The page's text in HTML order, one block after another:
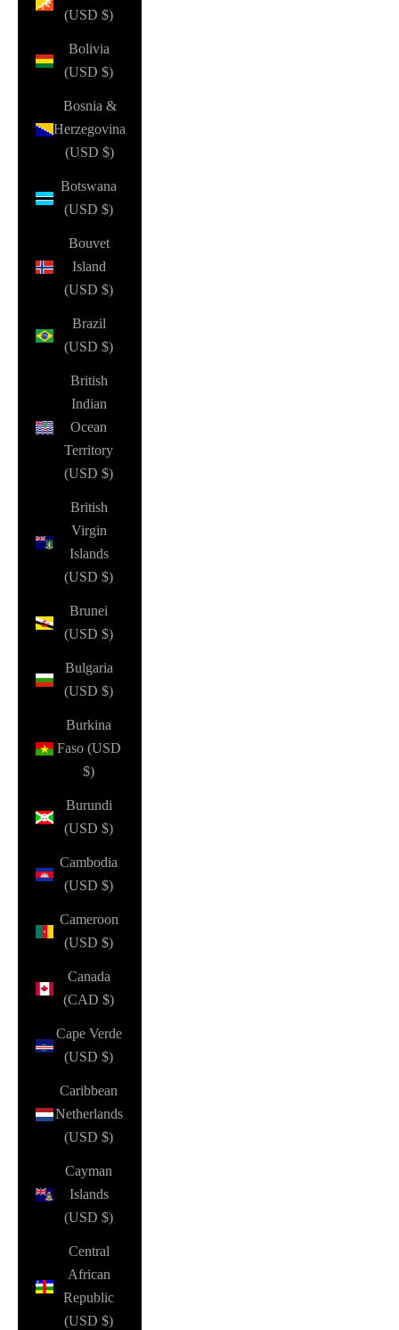
(USD $)
Bolivia
(USD $)
Bosnia &
Herzegovina
(USD $)
Botswana
(USD $)
Bouvet
Island
(USD $)
Brazil
(USD $)
British
Indian
Ocean
Territory
(USD $)
British
Virgin
Islands
(USD $)
Brunei
(USD $)
Bulgaria
(USD $)
Burkina
Faso (USD
$)
Burundi
(USD $)
Cambodia
(USD $)
Cameroon
(USD $)
Canada
(CAD $)
Cape Verde
(USD $)
Caribbean
Netherlands
(USD $)
Cayman
Islands
(USD $)
Central
African
Republic
(USD $)